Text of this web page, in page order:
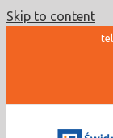
Skip to content